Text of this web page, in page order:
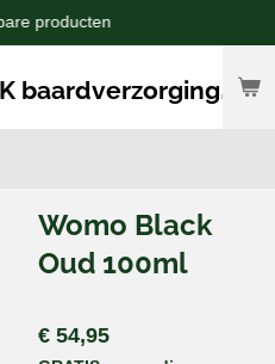
baardverzorging
producten
Womo Black
Oud 100ml
€ 54,95